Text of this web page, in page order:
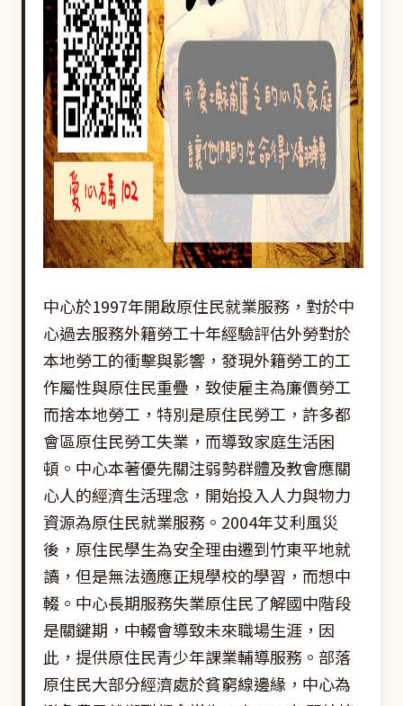
中心於1997年開啟原住民就業服務，對於中
心過去服務外籍勞工十年經驗評估外勞對於
本地勞工的衝擊與影響，發現外籍勞工的工
作屬性與原住民重疊，致使雇主為廉價勞工
而捨本地勞工，特別是原住民勞工，許多都
會區原住民勞工失業，而導致家庭生活困
頓。中心本著優先關注弱勢群體及教會應關
心人的經濟生活理念，開始投入人力與物力
資源為原住民就業服務。2004年艾利風災
後，原住民學生為安全理由遷到竹東平地就
讀，但是無法適應正規學校的學習，而想中
輟。中心長期服務失業原住民了解國中階段
是關鍵期，中輟會導致未來職場生涯，因
此，提供原住民青少年課業輔導服務。部落
原住民大部分經濟處於貧窮線邊緣，中心為